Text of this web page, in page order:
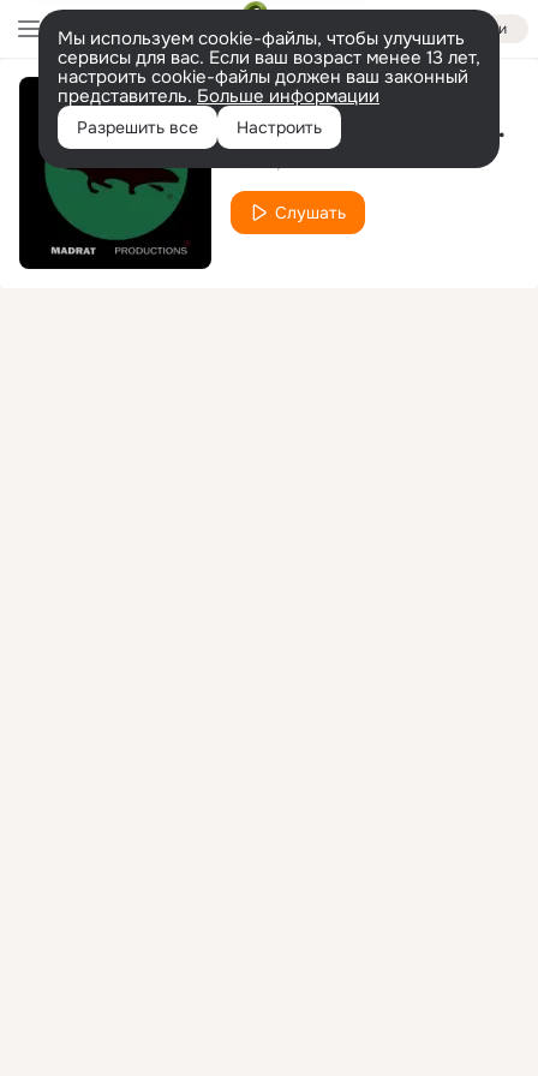
Войти
Мы используем cookie-файлы, чтобы улучшить
сервисы для вас. Если ваш возраст менее 13 лет,
настроить cookie-файлы должен ваш законный
представитель. Больше информации
Разрешить все Настроить Bitch Please (Original Mix)
Слушать